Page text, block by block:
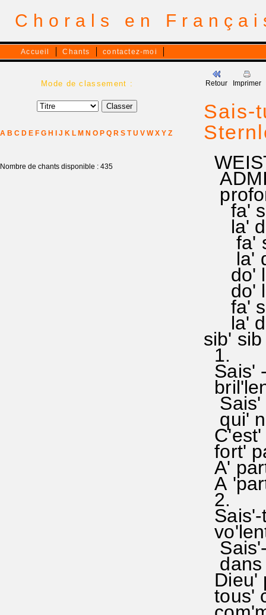
Chorals en
Accueil Chants contactez-moi
Mode de classement :
A B C D E F G H J K L M N O P Q R S T U V W X Y Z
Nombre de chants disponible : 435
Retour Imprimer
Sais-
fa'
la'
fa'
la'
do'
do'
fa'
la'
1.
Sais'
Sais'
qui'
fort'
A'
A
2.
dans
Dieu'
tous'